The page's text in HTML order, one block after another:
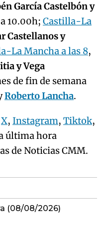
García Castelbón y
10.00h; Castilla-La
Castellanos y
La Mancha a las 8,
y Vega
de fin de semana
Roberto Lancha.
X, Instagram, Tiktok,
última hora
de Noticias CMM.
(08/08/2026)